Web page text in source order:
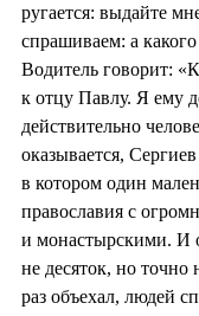
ругается: выдайте
спрашиваем: а
Водитель говорит:
к отцу Павлу. Я ему
действительно
оказывается,
в котором один
православия с
и монастырскими. И
не десяток, но точно
раз объехал, людей